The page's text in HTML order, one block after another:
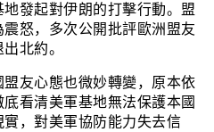
發起對伊朗的打擊行動。盟
怒，多次公開批評歐洲盟友
北約。
友心態也微妙轉變，原本依
看清美軍基地無法保護本國
，對美軍協防能力失去信